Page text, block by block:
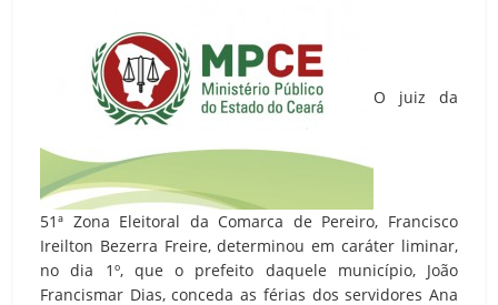
O juiz da
51ª Zona Eleitoral da Comarca de Pereiro, Francisco
Ireilton Bezerra Freire, determinou em caráter liminar,
no dia 1º, que o prefeito daquele município, João
Francismar Dias, conceda as férias dos servidores Ana